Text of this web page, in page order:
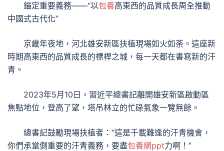
錨定重要義務——“以包養高東西的品質成長周全推動
中國式古代化”
京畿年夜地，河北雄安新區扶植現場如火如荼。這座新
時期高東西的品質成長的標桿之城，每一天都在書寫新的汗
青。
2023年5月10日，習近平總書記離開雄安新區啟動區
焦點地位，登高了望，塔吊林立的忙碌氣象一覽無餘。
總書記鼓勵現場扶植者：“這是千載難逢的汗青機會，
你們承當側重要的汗青義務，要盡包養網ppt力啊！”